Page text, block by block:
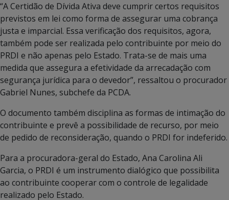
“A Certidão de Dívida Ativa deve cumprir certos requisitos
previstos em lei como forma de assegurar uma cobrança
justa e imparcial. Essa verificação dos requisitos, agora,
também pode ser realizada pelo contribuinte por meio do
PRDI e não apenas pelo Estado. Trata-se de mais uma
medida que assegura a efetividade da arrecadação com
segurança jurídica para o devedor”, ressaltou o procurador
Gabriel Nunes, subchefe da PCDA.
O documento também disciplina as formas de intimação do
contribuinte e prevê a possibilidade de recurso, por meio
de pedido de reconsideração, quando o PRDI for indeferido.
Para a procuradora-geral do Estado, Ana Carolina Ali
Garcia, o PRDI é um instrumento dialógico que possibilita
ao contribuinte cooperar com o controle de legalidade
realizado pelo Estado.